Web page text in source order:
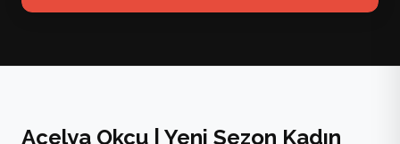
Açelya Okçu | Yeni Sezon Kadın